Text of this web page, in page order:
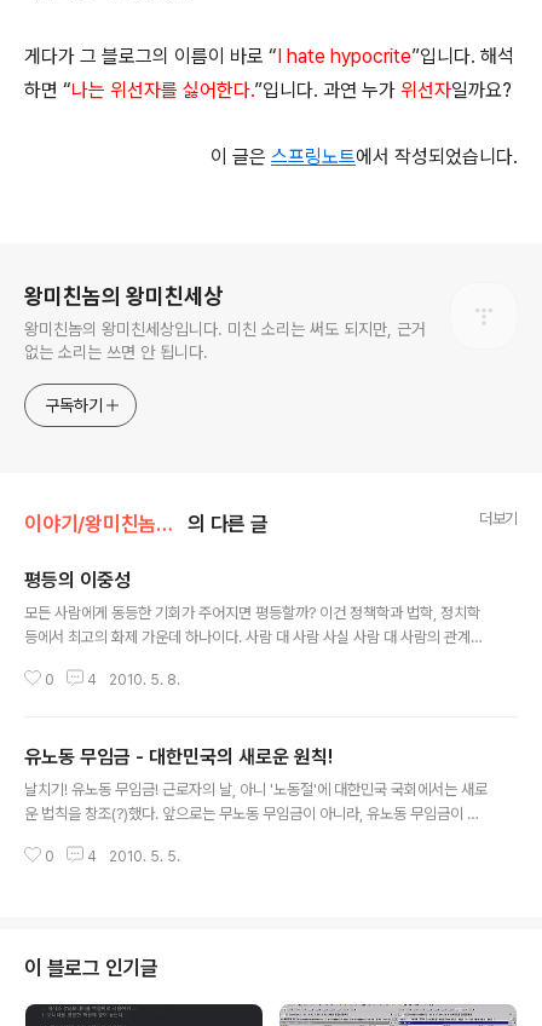
게다가 그 블로그의 이름이 바로 “ I hate hypocrite”입니다. 해석
하면 “나는 위선자를 싫어한다.”입니다. 과연 누가 위선자일까요?
이 글은 스프링노트에서 작성되었습니다.
왕미친놈의 왕미친세상
왕미친놈의 왕미친세상입니다. 미친 소리는 써도 되지만, 근거
없는 소리는 쓰면 안 됩니다.
구독하기
이야기/왕미친놈의 흰소리 의 다른 글 더보기
평등의 이중성
모든 사람에게 동등한 기회가 주어지면 평등할까? 이건 정책학과 법학, 정치학
등에서 최고의 화제 가운데 하나이다. 사람 대 사람 사실 사람 대 사람의 관계에
다. 왜냐고? 난 가족인데 왜 남보다 못한 대우를 받아야 하나? 난 애인/배우자인
네 경우는 모두 공평한 기회를 주었다고 해도 위의 불평이 안 나올 수가 없다.
왜? 인간은 이기적이니까. 가족이기에, 애인/배우자이기에, 학연/지연 등에 얽
혀 있기에, 그러한 관계를 맺은 사람들은 남과 똑같은 대우를 받으면 오히려 더
0 4 2010. 5. 8.
유노동 무임금 - 대한민국의 새로운 원칙!
날치기! 유노동 무임금! 근로자의 날, 아니 '노동절'에 대한민국 국회에서는 새로
운 법칙을 창조(?)했다. 앞으로는 무노동 무임금이 아니라, 유노동 무임금이 새
례가 있고, 그에 앞서 '미디어법'도 날치기한 국회에 더 이상 무엇을 바랄 수 있
라당이라는 사실을 안다면 저들은 항상 "막 해왔다"는 사실이 새삼스럽지도 않
다. 악법은 악법을 부른다 앞서 말한 미디어법, 노동조합법, 유급근로시간면제
한도가 가지는 공..
0 4 2010. 5. 5.
이 블로그 인기글